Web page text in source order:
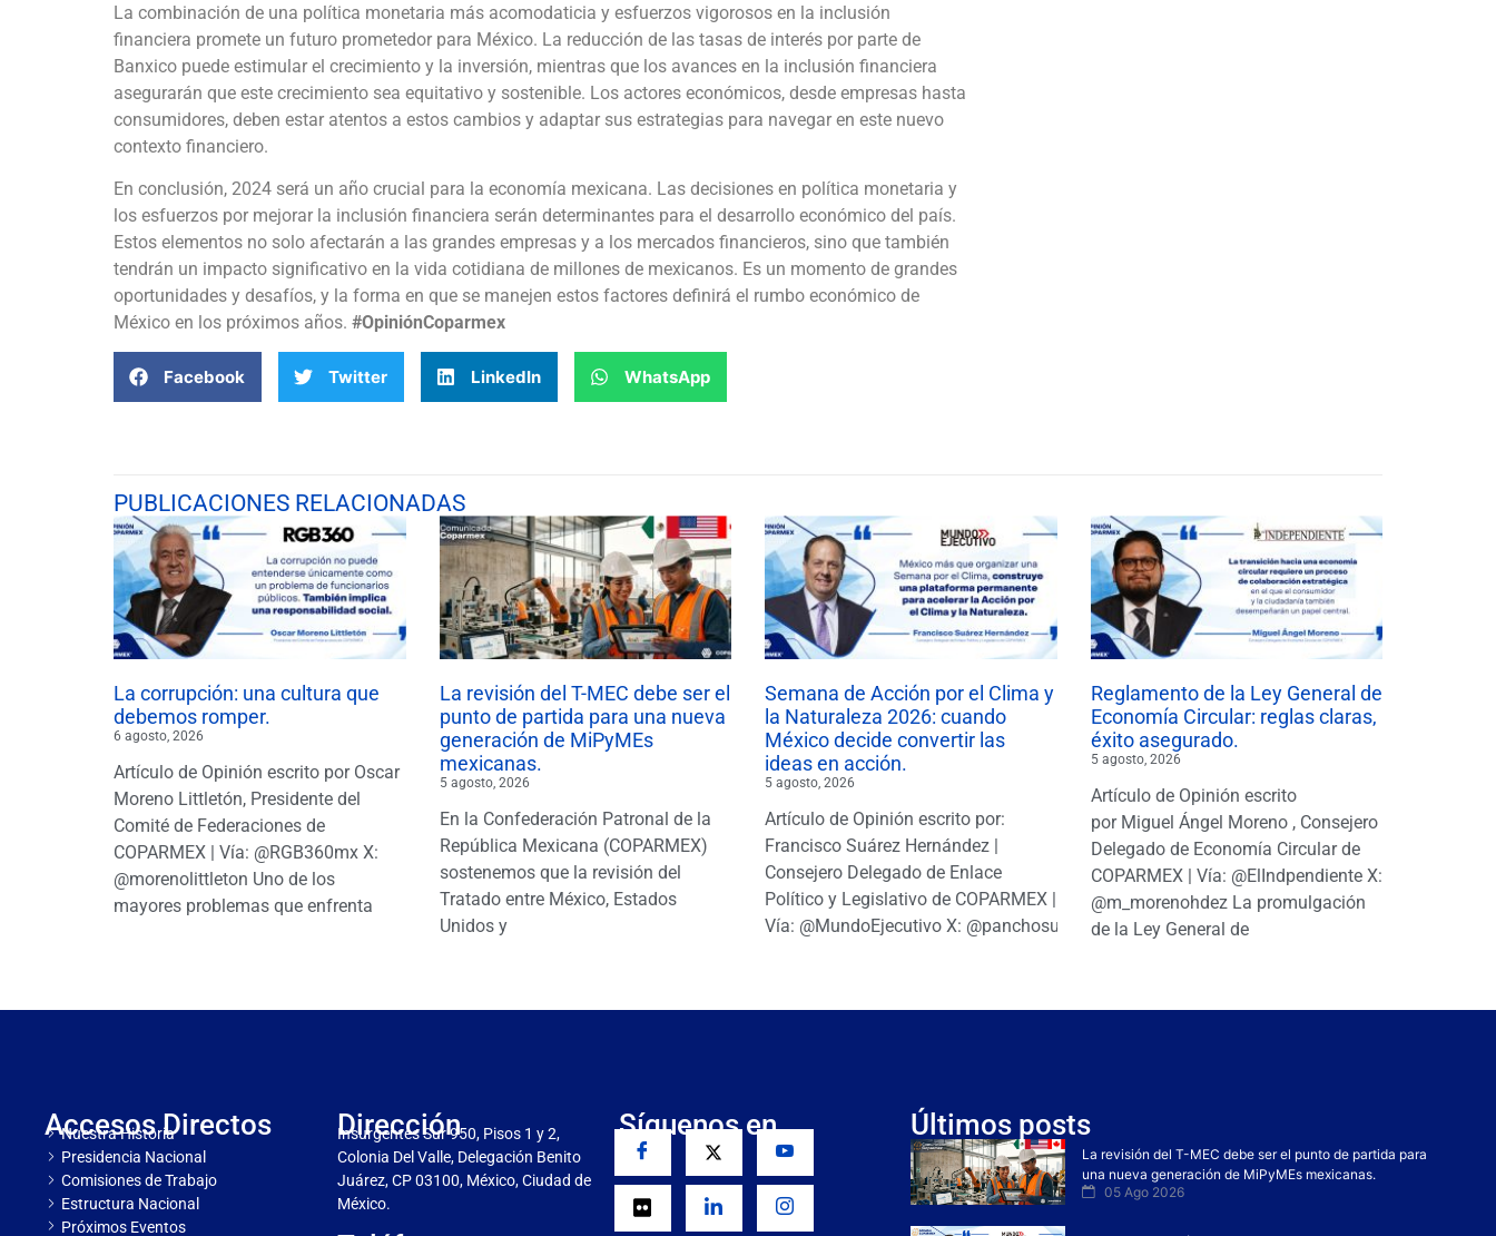
La combinación de una política monetaria más acomodaticia y esfuerzos vigorosos en la inclusión
financiera promete un futuro prometedor para México. La reducción de las tasas de interés por parte de
Banxico puede estimular el crecimiento y la inversión, mientras que los avances en la inclusión financiera
asegurarán que este crecimiento sea equitativo y sostenible. Los actores económicos, desde empresas hasta
consumidores, deben estar atentos a estos cambios y adaptar sus estrategias para navegar en este nuevo
contexto financiero.
En conclusión, 2024 será un año crucial para la economía mexicana. Las decisiones en política monetaria y
los esfuerzos por mejorar la inclusión financiera serán determinantes para el desarrollo económico del país.
Estos elementos no solo afectarán a las grandes empresas y a los mercados financieros, sino que también
tendrán un impacto significativo en la vida cotidiana de millones de mexicanos. Es un momento de grandes
oportunidades y desafíos, y la forma en que se manejen estos factores definirá el rumbo económico de
México en los próximos años. #OpiniónCoparmex
Facebook Twitter LinkedIn WhatsApp
PUBLICACIONES RELACIONADAS
La corrupción: una cultura que
debemos romper.
6 agosto, 2026
Artículo de Opinión escrito por Oscar
Moreno Littletón, Presidente del
Comité de Federaciones de
COPARMEX | Vía: @RGB360mx X:
@morenolittleton Uno de los
mayores problemas que enfrenta
La revisión del T-MEC debe ser el
punto de partida para una nueva
generación de MiPyMEs
mexicanas.
5 agosto, 2026
En la Confederación Patronal de la
República Mexicana (COPARMEX)
sostenemos que la revisión del
Tratado entre México, Estados
Unidos y
Semana de Acción por el Clima y
la Naturaleza 2026: cuando
México decide convertir las
ideas en acción.
5 agosto, 2026
Artículo de Opinión escrito por:
Francisco Suárez Hernández |
Consejero Delegado de Enlace
Político y Legislativo de COPARMEX |
Vía: @MundoEjecutivo X: @panchosuarezh
Reglamento de la Ley General de
Economía Circular: reglas claras,
éxito asegurado.
5 agosto, 2026
Artículo de Opinión escrito
por Miguel Ángel Moreno , Consejero
Delegado de Economía Circular de
COPARMEX | Vía: @ElIndpendiente X:
@m_morenohdez La promulgación
de la Ley General de
Accesos Directos
Nuestra Historia
Presidencia Nacional
Comisiones de Trabajo
Estructura Nacional
Próximos Eventos
Dirección
Insurgentes Sur 950, Pisos 1 y 2,
Colonia Del Valle, Delegación Benito
Juárez, CP 03100, México, Ciudad de
México.
Síguenos en Últimos posts
La revisión del T-MEC debe ser el punto de partida para
una nueva generación de MiPyMEs mexicanas.
05 Ago 2026